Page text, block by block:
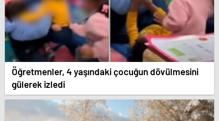
Öğretmenler, 4 yaşındaki çocuğun dövülmesini
gülerek izledi